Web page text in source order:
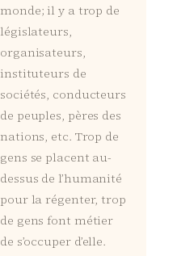
monde; il y a trop de
législateurs,
organisateurs,
instituteurs de
sociétés, conducteurs
de peuples, pères des
nations, etc. Trop de
gens se placent au-
dessus de l’humanité
pour la régenter, trop
de gens font métier
de s’occuper d’elle.